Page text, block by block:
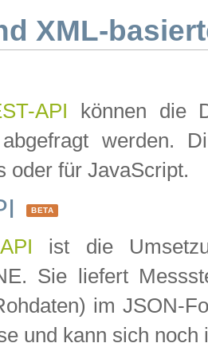
XML-
API können die
werden.
oder für JavaScript.
BETA
ist die
Sie liefert
im JSON-
und kann sich noch